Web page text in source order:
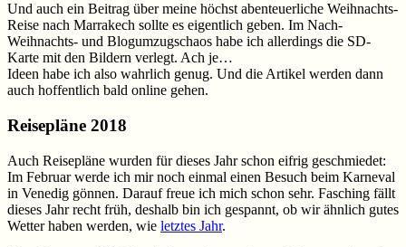
Und auch ein Beitrag über meine höchst abenteuerliche Weihnachts-
Reise nach Marrakech sollte es eigentlich geben. Im Nach-
Weihnachts- und Blogumzugschaos habe ich allerdings die SD-
Karte mit den Bildern verlegt. Ach je…
Ideen habe ich also wahrlich genug. Und die Artikel werden dann
auch hoffentlich bald online gehen.
Reisepläne 2018
Auch Reisepläne wurden für dieses Jahr schon eifrig geschmiedet:
Im Februar werde ich mir noch einmal einen Besuch beim Karneval
in Venedig gönnen. Darauf freue ich mich schon sehr. Fasching fällt
dieses Jahr recht früh, deshalb bin ich gespannt, ob wir ähnlich gutes
Wetter haben werden, wie letztes Jahr.